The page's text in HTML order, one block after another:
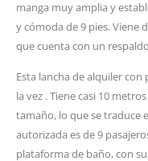
manga muy amplia y
y cómoda de 9 pies. Viene
que cuenta con un
Esta lancha de alquiler
la vez . Tiene casi 10
tamaño, lo que se traduce
autorizada es de 9
plataforma de baño, con